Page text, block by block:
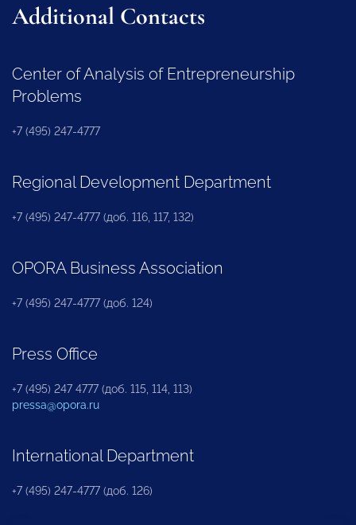
Additional Contacts
Center of Analysis of Entrepreneurship
Problems
+7 (495) 247-4777
Regional Development Department
+7 (495) 247-4777 (доб. 116, 117, 132)
OPORA Business Association
+7 (495) 247-4777 (доб. 124)
Press Office
+7 (495) 247 4777 (доб. 115, 114, 113)
pressa@opora.ru
International Department
+7 (495) 247-4777 (доб. 126)